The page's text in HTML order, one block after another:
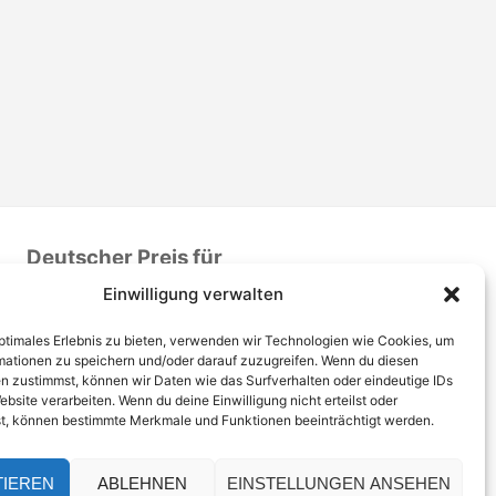
Einwilligung verwalten
Erlebnis zu bieten, verwenden wir Technologien wie Cookies, um
zu speichern und/oder darauf zuzugreifen. Wenn du diesen
zustimmst, können wir Daten wie das Surfverhalten oder eindeutige IDs
verarbeiten. Wenn du deine Einwilligung nicht erteilst oder
können bestimmte Merkmale und Funktionen beeinträchtigt werden.
ABLEHNEN EINSTELLUNGEN ANSEHEN
Deutscher Preis für
Patientensicherheit 2016